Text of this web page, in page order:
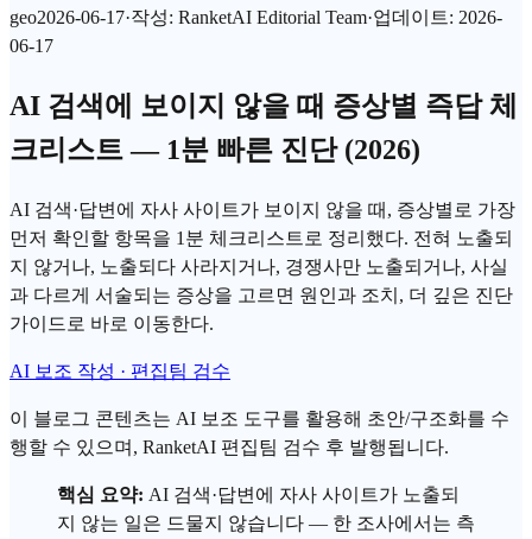
geo2026-06-17·작성: RanketAI Editorial Team·업데이트: 2026-
06-17
AI 검색에 보이지 않을 때 증상별 즉답 체
크리스트 — 1분 빠른 진단 (2026)
AI 검색·답변에 자사 사이트가 보이지 않을 때, 증상별로 가장
먼저 확인할 항목을 1분 체크리스트로 정리했다. 전혀 노출되
지 않거나, 노출되다 사라지거나, 경쟁사만 노출되거나, 사실
과 다르게 서술되는 증상을 고르면 원인과 조치, 더 깊은 진단
가이드로 바로 이동한다.
AI 보조 작성 · 편집팀 검수
이 블로그 콘텐츠는 AI 보조 도구를 활용해 초안/구조화를 수
행할 수 있으며, RanketAI 편집팀 검수 후 발행됩니다.
핵심 요약: AI 검색·답변에 자사 사이트가 노출되
지 않는 일은 드물지 않습니다 — 한 조사에서는 측